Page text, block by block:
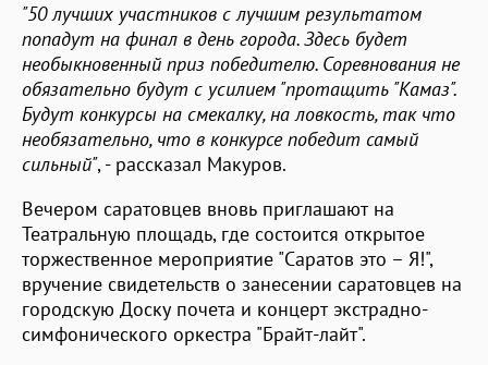
"50 лучших участников с лучшим результатом
попадут на финал в день города. Здесь будет
необыкновенный приз победителю. Соревнования не
обязательно будут с усилием "протащить "Камаз".
Будут конкурсы на смекалку, на ловкость, так что
необязательно, что в конкурсе победит самый
сильный", - рассказал Макуров.
Вечером саратовцев вновь приглашают на
Театральную площадь, где состоится открытое
торжественное мероприятие "Саратов это – Я!",
вручение свидетельств о занесении саратовцев на
городскую Доску почета и концерт экстрадно-
симфонического оркестра "Брайт-лайт".